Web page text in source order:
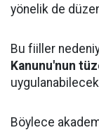
yönelik de
Bu fiiller
Kanunu'nun
Böylece